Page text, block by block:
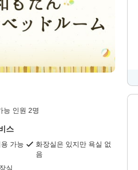
능 인원 2명
스
가능
화장실은 있지만 욕실 없
음
실